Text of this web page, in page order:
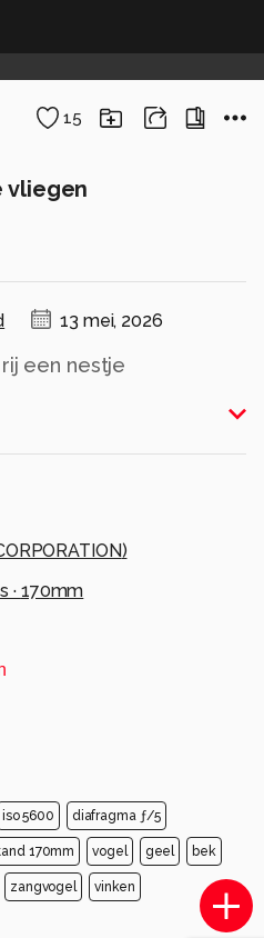
15
vliegen
13 mei, 2026
een nestje
)
· 170mm
iso 5600 diafragma ƒ/5
170mm vogel geel bek
zangvogel vinken